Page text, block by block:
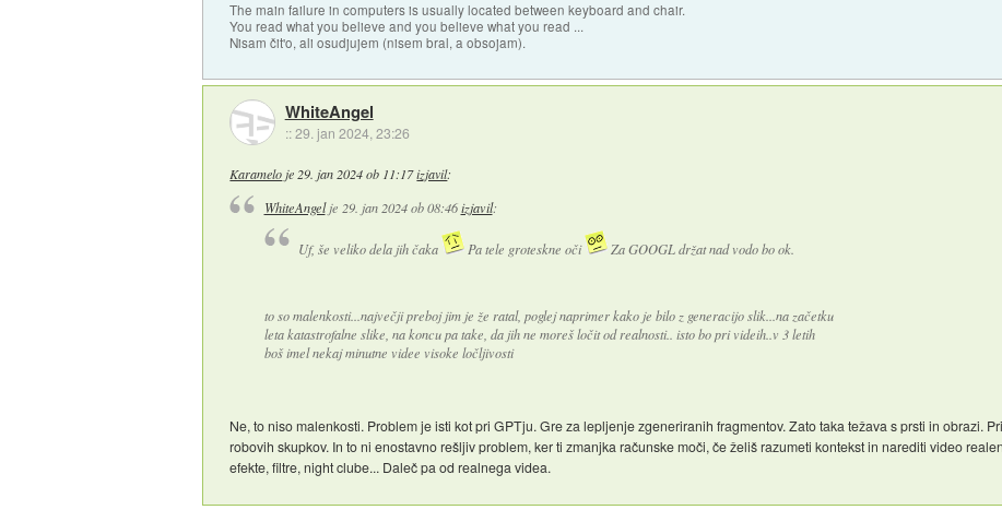
The main failure in computers is usually located between keyboard and chair.
You read what you believe and you believe what you read ...
Nisam čit'o, ali osudjujem (nisem bral, a obsojam).
WhiteAngel
::29. jan 2024, 23:26
Karameloje29. jan 2024 ob 11:17izjavil:
WhiteAngelje 29. jan 2024 ob 08:46 izjavil:
Uf, še veliko dela jih čaka Pa tele groteskne oči Za GOOGL držat nad vodo bo ok.
to so malenkosti...največji preboj jim je že ratal, poglej naprimer kako je bilo z generacijo slik...na začetku
leta katastrofalne slike, na koncu pa take, da jih ne moreš ločit od realnosti.. isto bo pri videih..v 3 letih
boš imel nekaj minutne videe visoke ločljivosti
Ne, to niso malenkosti. Problem je isti kot pri GPTju. Gre za lepljenje zgeneriranih fragmentov. Zato taka težava s prsti in obrazi.
robovih skupkov. In to ni enostavno rešljiv problem, ker ti zmanjka računske moči, če želiš razumeti kontekst in narediti video
efekte, filtre, night clube... Daleč pa od realnega videa.